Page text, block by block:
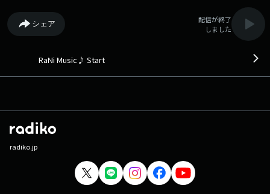
年) 8:25 今すぐKiss Me/LINDBERG (1990年) 8:29 Paper Crown/Alec
Benjamin (2022年) 8:32 familie/Mrs. GREEN APPLE (2024年) 8:36 Santa
Tell Me/Ariana Grande (2013年) 8:39 Love Songs/Lukas Graham (2020
See You Tonight/England Dan & John Ford Coley (1976年) 8:50 どんなと
シェア
配信が終了
しました
RaNi Music♪ Start
radiko.jp